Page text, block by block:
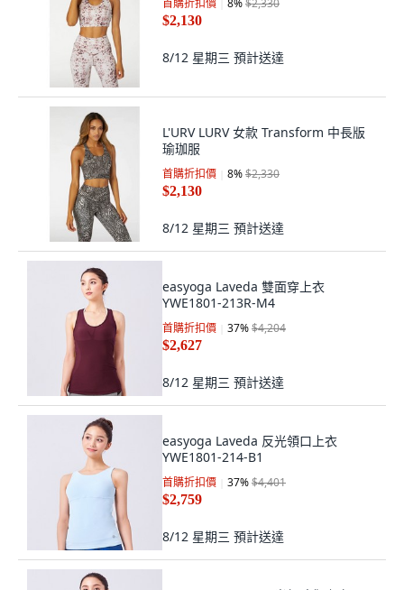
首購折扣價 8%$2,330
$2,130
8/12 星期三 預計送達
L'URV LURV 女款 Transform 中長版
瑜珈服
首購折扣價 8%$2,330
$2,130
8/12 星期三 預計送達
easyoga Laveda 雙面穿上衣
YWE1801-213R-M4
首購折扣價 37%$4,204
$2,627
8/12 星期三 預計送達
easyoga Laveda 反光領口上衣
YWE1801-214-B1
首購折扣價 37%$4,401
$2,759
8/12 星期三 預計送達